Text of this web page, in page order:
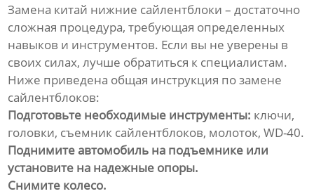
Замена китай нижние сайлентблоки – достаточно
сложная процедура, требующая определенных
навыков и инструментов. Если вы не уверены в
своих силах, лучше обратиться к специалистам.
Ниже приведена общая инструкция по замене
сайлентблоков:
Подготовьте необходимые инструменты: ключи,
головки, съемник сайлентблоков, молоток, WD-40.
Поднимите автомобиль на подъемнике или
установите на надежные опоры.
Снимите колесо.